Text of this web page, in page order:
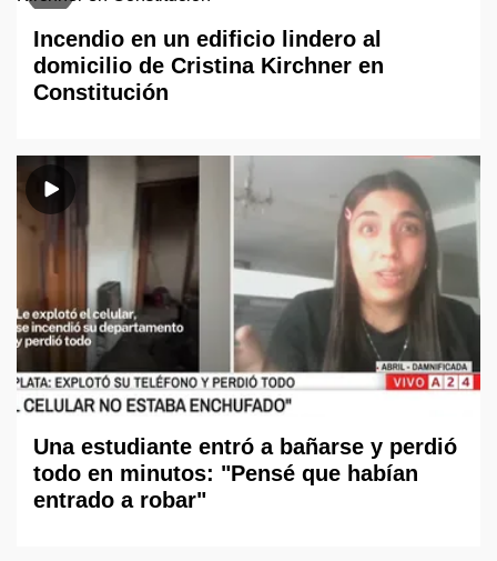
Incendio en un edificio lindero al
domicilio de Cristina Kirchner en
Constitución
Una estudiante entró a bañarse y perdió
todo en minutos: "Pensé que habían
entrado a robar"